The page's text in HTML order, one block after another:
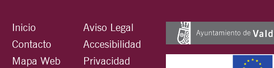
Inicio
Contacto
Mapa Web
Aviso Legal
Accesibilidad
Privacidad